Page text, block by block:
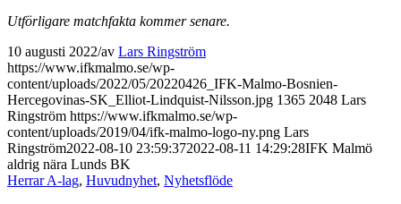
Utförligare matchfakta kommer senare.
10 augusti 2022/av Lars Ringström
https://www.ifkmalmo.se/wp-
content/uploads/2022/05/20220426_IFK-Malmo-Bosnien-
Hercegovinas-SK_Elliot-Lindquist-Nilsson.jpg 1365 2048 Lars
Ringström https://www.ifkmalmo.se/wp-
content/uploads/2019/04/ifk-malmo-logo-ny.png Lars
Ringström2022-08-10 23:59:372022-08-11 14:29:28IFK Malmö
aldrig nära Lunds BK
Herrar A-lag, Huvudnyhet, Nyhetsflöde